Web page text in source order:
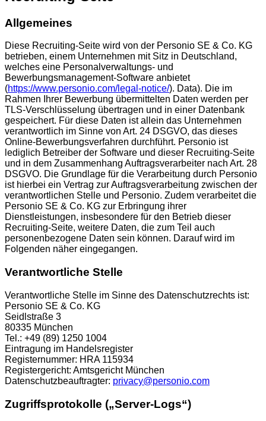
Allgemeines
Diese Recruiting-Seite wird von der Personio SE & Co. KG
betrieben, einem Unternehmen mit Sitz in Deutschland,
welches eine Personalverwaltungs- und
Bewerbungsmanagement-Software anbietet
(https://www.personio.com/legal-notice/). Data). Die im
Rahmen Ihrer Bewerbung übermittelten Daten werden per
TLS-Verschlüsselung übertragen und in einer Datenbank
gespeichert. Für diese Daten ist allein das Unternehmen
verantwortlich im Sinne von Art. 24 DSGVO, das dieses
Online-Bewerbungsverfahren durchführt. Personio ist
lediglich Betreiber der Software und dieser Recruiting-Seite
und in dem Zusammenhang Auftragsverarbeiter nach Art. 28
DSGVO. Die Grundlage für die Verarbeitung durch Personio
ist hierbei ein Vertrag zur Auftragsverarbeitung zwischen der
verantwortlichen Stelle und Personio. Zudem verarbeitet die
Personio SE & Co. KG zur Erbringung ihrer
Dienstleistungen, insbesondere für den Betrieb dieser
Recruiting-Seite, weitere Daten, die zum Teil auch
personenbezogene Daten sein können. Darauf wird im
Folgenden näher eingegangen.
Verantwortliche Stelle
Verantwortliche Stelle im Sinne des Datenschutzrechts ist:
Personio SE & Co. KG
Seidlstraße 3
80335 München
Tel.: +49 (89) 1250 1004
Eintragung im Handelsregister
Registernummer: HRA 115934
Registergericht: Amtsgericht München
Datenschutzbeauftragter: privacy@personio.com
Zugriffsprotokolle („Server-Logs“)